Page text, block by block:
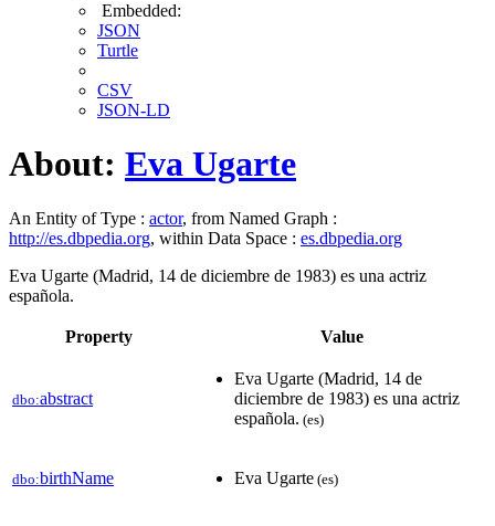
Embedded:
JSON
Turtle
CSV
JSON-LD
About: Eva Ugarte
An Entity of Type : actor, from Named Graph :
http://es.dbpedia.org, within Data Space : es.dbpedia.org
Eva Ugarte (Madrid, 14 de diciembre de 1983) es una actriz
española.
Property Value
dbo:abstract
Eva Ugarte (Madrid, 14 de
diciembre de 1983) es una actriz
española. (es)
dbo:birthName Eva Ugarte (es)